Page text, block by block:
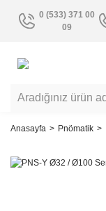
0 (533) 371 00
09
Anasayfa Pnömatik